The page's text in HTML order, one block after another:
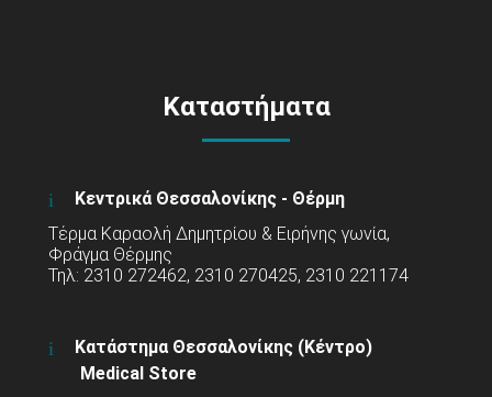
Καταστήματα
Κεντρικά Θεσσαλονίκης - Θέρμη
Τέρμα Καραολή Δημητρίου & Ειρήνης γωνία,
Φράγμα Θέρμης
Τηλ: 2310 272462, 2310 270425, 2310 221174
Κατάστημα Θεσσαλονίκης (Κέντρο)
Medical Store